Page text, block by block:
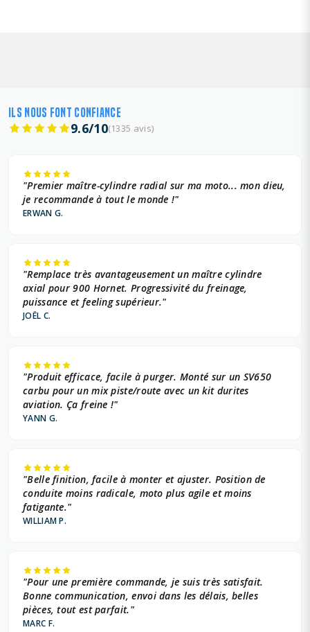
SUZUKI 645 +
SUZUKI 749 +
SUZUKI 750 +
TRIUMPH 865 +
TRIUMPH 955 +
YAMAHA 1063 +
YAMAHA 124 +
YAMAHA 249 +
YAMAHA 599 +
YAMAHA 689 +
YAMAHA 847 +
YAMAHA 849 +
ILS NOUS FONT CONFIANCE
9.6/10(1335 avis)
"Premier maître-cylindre radial sur ma moto... mon dieu,
je recommande à tout le monde !"
ERWAN G.
"Remplace très avantageusement un maître cylindre
axial pour 900 Hornet. Progressivité du freinage,
puissance et feeling supérieur."
JOËL C.
"Produit efficace, facile à purger. Monté sur un SV650
carbu pour un mix piste/route avec un kit durites
aviation. Ça freine !"
YANN G.
"Belle finition, facile à monter et ajuster. Position de
conduite moins radicale, moto plus agile et moins
fatigante."
WILLIAM P.
"Pour une première commande, je suis très satisfait.
Bonne communication, envoi dans les délais, belles
pièces, tout est parfait."
MARC F.